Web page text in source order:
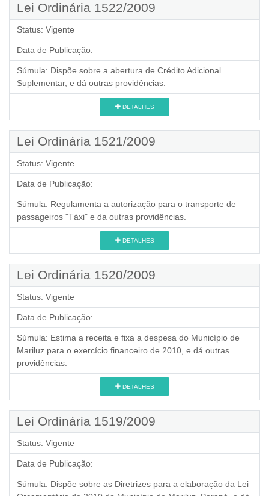
Lei Ordinária 1522/2009
Status: Vigente
Data de Publicação:
Súmula: Dispõe sobre a abertura de Crédito Adicional
Suplementar, e dá outras providências.
DETALHES
Lei Ordinária 1521/2009
Status: Vigente
Data de Publicação:
Súmula: Regulamenta a autorização para o transporte de
passageiros "Táxi" e da outras providências.
DETALHES
Lei Ordinária 1520/2009
Status: Vigente
Data de Publicação:
Súmula: Estima a receita e fixa a despesa do Município de
Mariluz para o exercício financeiro de 2010, e dá outras
providências.
DETALHES
Lei Ordinária 1519/2009
Status: Vigente
Data de Publicação:
Súmula: Dispõe sobre as Diretrizes para a elaboração da Lei